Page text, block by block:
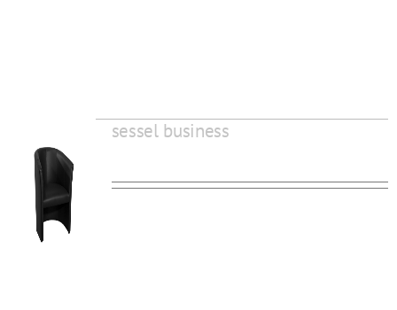
sessel business